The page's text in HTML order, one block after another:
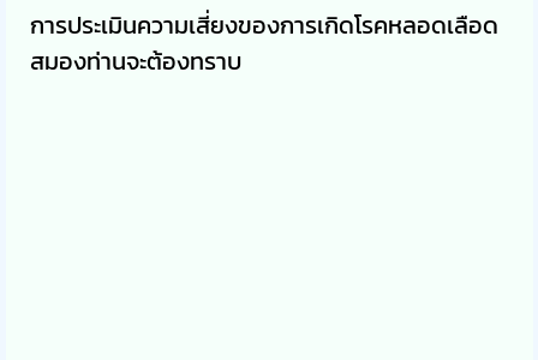
การประเมินความเสี่ยงของการเกิดโรคหลอดเลือด
สมองท่านจะต้องทราบ